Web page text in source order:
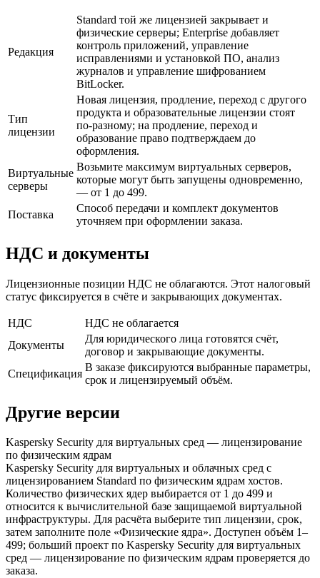
Редакция
Standard той же лицензией закрывает и
физические серверы; Enterprise добавляет
контроль приложений, управление
исправлениями и установкой ПО, анализ
журналов и управление шифрованием
BitLocker.
Тип
лицензии
Новая лицензия, продление, переход с другого
продукта и образовательные лицензии стоят
по-разному; на продление, переход и
образование право подтверждаем до
оформления.
Виртуальные
серверы
Возьмите максимум виртуальных серверов,
которые могут быть запущены одновременно,
— от 1 до 499.
Поставка
Способ передачи и комплект документов
уточняем при оформлении заказа.
НДС и документы
Лицензионные позиции НДС не облагаются. Этот налоговый
статус фиксируется в счёте и закрывающих документах.
НДС
НДС не облагается
Документы
Для юридического лица готовятся счёт,
договор и закрывающие документы.
Спецификация
В заказе фиксируются выбранные параметры,
срок и лицензируемый объём.
Другие версии
Kaspersky Security для виртуальных сред — лицензирование
по физическим ядрам
Kaspersky Security для виртуальных и облачных сред с
лицензированием Standard по физическим ядрам хостов.
Количество физических ядер выбирается от 1 до 499 и
относится к вычислительной базе защищаемой виртуальной
инфраструктуры. Для расчёта выберите тип лицензии, срок,
затем заполните поле «Физические ядра». Доступен объём 1–
499; больший проект по Kaspersky Security для виртуальных
сред — лицензирование по физическим ядрам проверяется до
заказа.